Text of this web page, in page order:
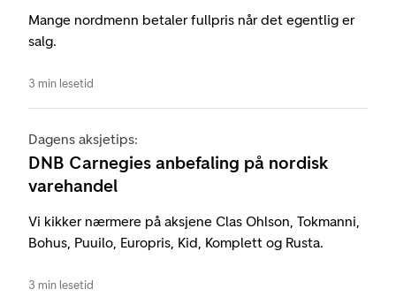
Mange nordmenn betaler fullpris når det egentlig er
salg.
3 min lesetid
Dagens aksjetips:
DNB Carnegies anbefaling på nordisk
varehandel
Vi kikker nærmere på aksjene Clas Ohlson, Tokmanni,
Bohus, Puuilo, Europris, Kid, Komplett og Rusta.
3 min lesetid